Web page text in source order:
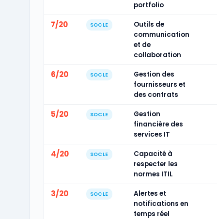
portfolio
7/20 SOCLE
Outils de
communication
et de
collaboration
6/20 SOCLE
Gestion des
fournisseurs et
des contrats
5/20 SOCLE
Gestion
financière des
services IT
4/20 SOCLE
Capacité à
respecter les
normes ITIL
3/20 SOCLE
Alertes et
notifications en
temps réel